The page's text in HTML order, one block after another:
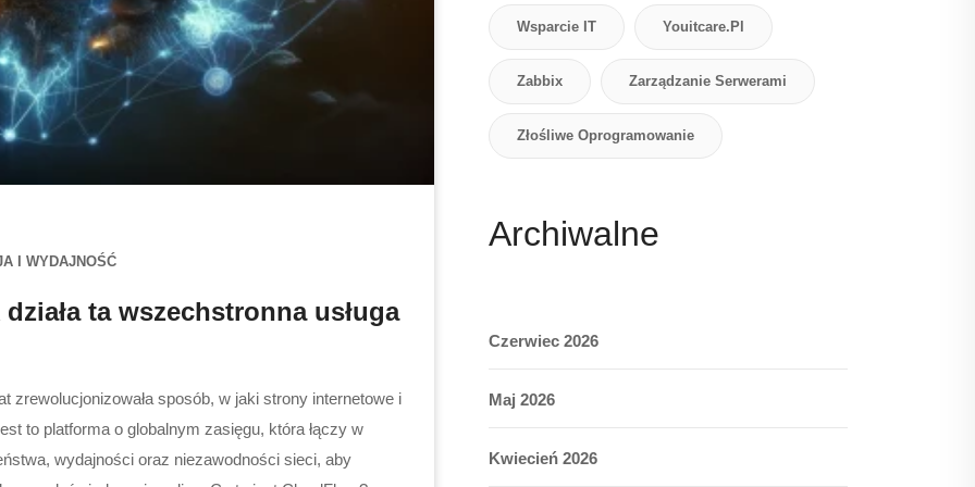
I WYDAJNOŚĆ
ta wszechstronna usługa
zrewolucjonizowała sposób, w jaki strony internetowe i
to platforma o globalnym zasięgu, która łączy w
wydajności oraz niezawodności sieci, aby
Wsparcie IT Youitcare.pl
Zabbix Zarządzanie Serwerami
Złośliwe Oprogramowanie
Archiwalne
Czerwiec 2026
Maj 2026
Kwiecień 2026